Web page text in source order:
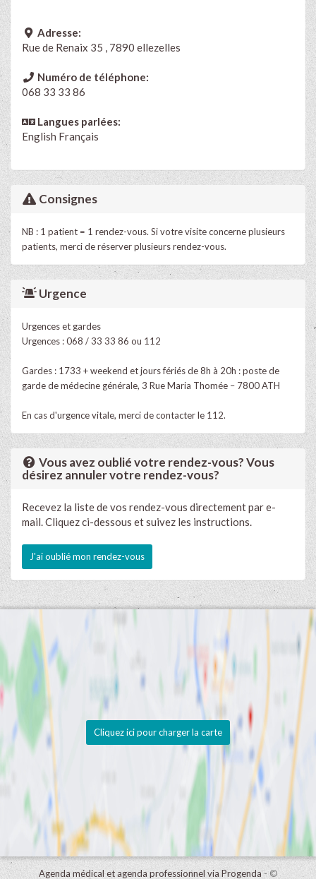
Adresse:
Rue de Renaix 35 , 7890 ellezelles
Numéro de téléphone:
068 33 33 86
Langues parlées:
English Français
Consignes
NB : 1 patient = 1 rendez-vous. Si votre visite concerne plusieurs
patients, merci de réserver plusieurs rendez-vous.
Urgence
Urgences et gardes
Urgences : 068 / 33 33 86 ou 112
Gardes : 1733 + weekend et jours fériés de 8h à 20h : poste de
garde de médecine générale, 3 Rue Maria Thomée – 7800 ATH
En cas d'urgence vitale, merci de contacter le 112.
Vous avez oublié votre rendez-vous? Vous
désirez annuler votre rendez-vous?
Recevez la liste de vos rendez-vous directement par e-
mail. Cliquez ci-dessous et suivez les instructions.
J'ai oublié mon rendez-vous
Cliquez ici pour charger la carte
Agenda médical et agenda professionnel via Progenda- ©